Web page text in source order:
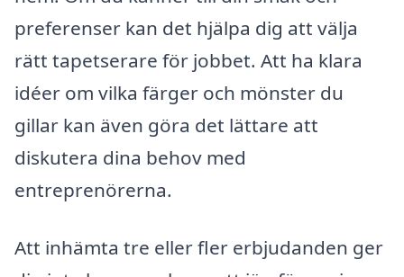
preferenser kan det hjälpa dig att välja
rätt tapetserare för jobbet. Att ha klara
idéer om vilka färger och mönster du
gillar kan även göra det lättare att
diskutera dina behov med
entreprenörerna.
Att inhämta tre eller fler erbjudanden ger